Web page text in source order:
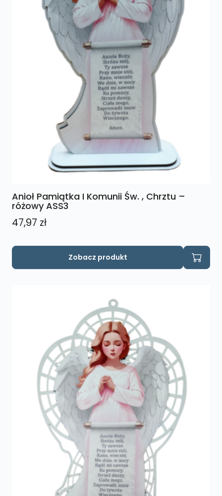
Anioł Pamiątka I Komunii Św. , Chrztu –
różowy ASS3
47,97 zł
Zobacz produkt